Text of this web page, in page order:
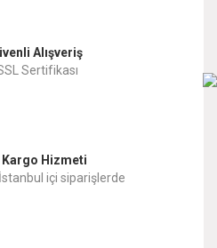
Alışveriş
Sertifikası
Hizmeti
içi siparişlerde